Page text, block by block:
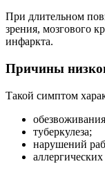
При длительном
зрения, мозгового
инфаркта.
Причины
Такой симптом
туберкулеза;
нарушений